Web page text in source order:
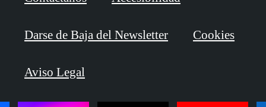
Darse de Baja del Newsletter Cookies
Aviso Legal